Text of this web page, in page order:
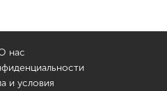
нас
и условия